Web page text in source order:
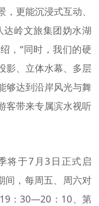
更能沉浸式互动、
达岭文旅集团妫水湖
，“同时，我们的硬
影、立体水幕、多层
够达到沿岸风光与舞
客带来专属滨水视听
将于7月3日正式启
间，每周五、周六对
：30—20：10、第